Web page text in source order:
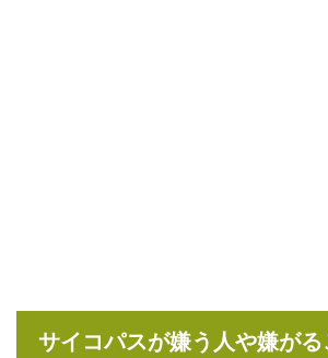
サイコパスが嫌う人や嫌が